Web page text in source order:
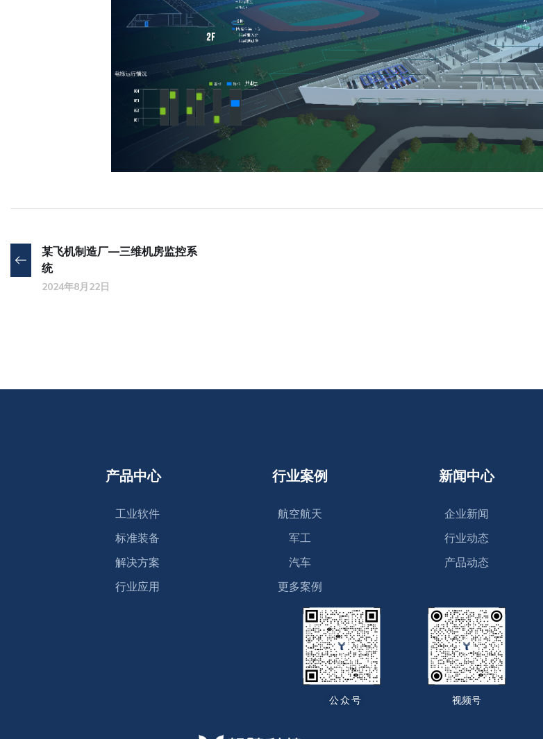
某飞机制造厂—三维机房监控系
统
2024年8月22日
产品中心
工业软件
标准装备
解决方案
行业应用
行业案例
航空航天
军工
汽车
更多案例
新闻中心
企业新闻
行业动态
产品动态
公众号 视频号